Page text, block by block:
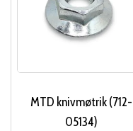
MTD knivmøtrik (712-
05134)